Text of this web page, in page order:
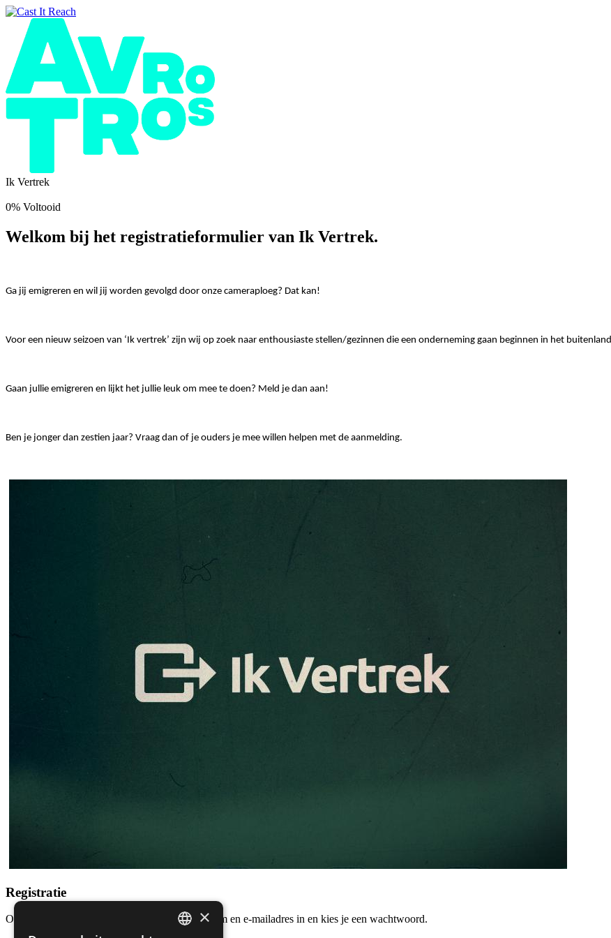
Ik Vertrek
0% Voltooid
Welkom bij het registratieformulier van Ik Vertrek.
Ga jij emigreren en wil jij worden gevolgd door onze cameraploeg? Dat kan!
Voor een nieuw seizoen van ‘Ik vertrek’ zijn wij op zoek naar enthousiaste stellen/gezinnen die een onderneming gaan beginnen in het
Gaan jullie emigreren en lijkt het jullie leuk om mee te doen? Meld je dan aan!
Ben je jonger dan zestien jaar? Vraag dan of je ouders je mee willen helpen met de aanmelding.
Registratie
Om je te registreren, voer je hier je volledige naam en e-mailadres in en kies je een wachtwoord.
×